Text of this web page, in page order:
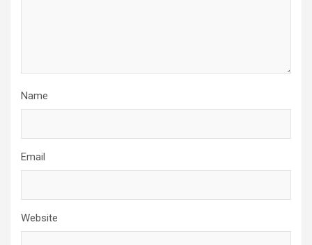
Name
Email
Website